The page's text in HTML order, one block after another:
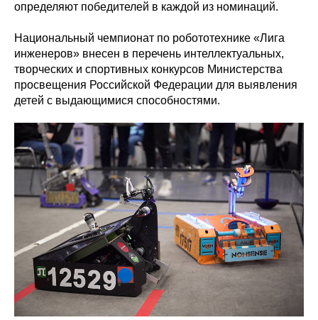
определяют победителей в каждой из номинаций.
Национальный чемпионат по робототехнике «Лига
инженеров» внесен в перечень интеллектуальных,
творческих и спортивных конкурсов Министерства
просвещения Российской Федерации для выявления
детей с выдающимися способностями.
Политика конфиденциальности
© 2015-2026 НАУРР. Все права защищены.
При использовании материалов ссылка на ROBOTUNION.RU — обязательна